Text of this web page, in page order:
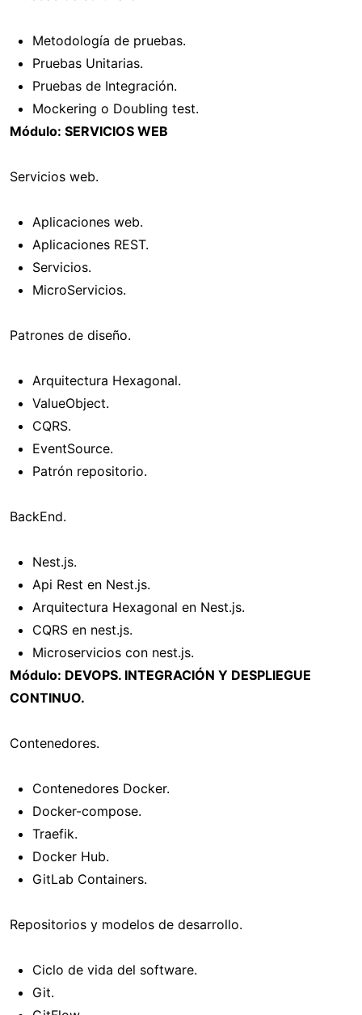
Metodología de pruebas.
Pruebas Unitarias.
Pruebas de Integración.
Mockering o Doubling test.
Módulo: SERVICIOS WEB
Servicios web.
Aplicaciones web.
Aplicaciones REST.
Servicios.
MicroServicios.
Patrones de diseño.
Arquitectura Hexagonal.
ValueObject.
CQRS.
EventSource.
Patrón repositorio.
BackEnd.
Nest.js.
Api Rest en Nest.js.
Arquitectura Hexagonal en Nest.js.
CQRS en nest.js.
Microservicios con nest.js.
Módulo: DEVOPS. INTEGRACIÓN Y DESPLIEGUE
CONTINUO.
Contenedores.
Contenedores Docker.
Docker-compose.
Traefik.
Docker Hub.
GitLab Containers.
Repositorios y modelos de desarrollo.
Ciclo de vida del software.
Git.